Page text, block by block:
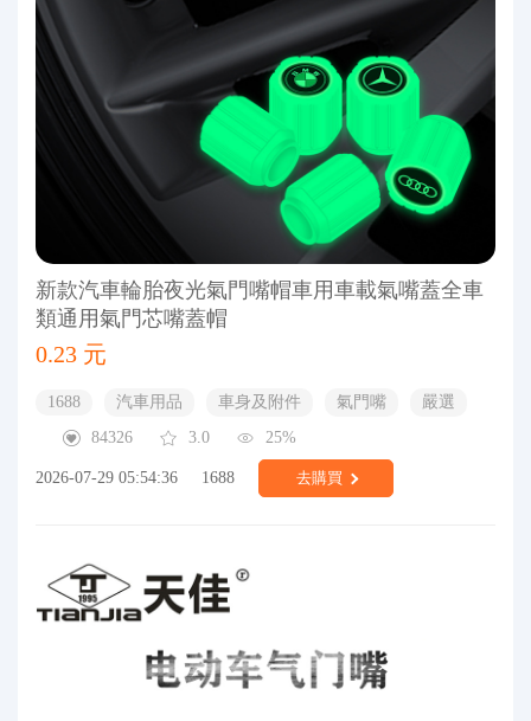
新款汽車輪胎夜光氣門嘴帽車用車載氣嘴蓋全車
類通用氣門芯嘴蓋帽
0.23 元
1688 汽車用品 車身及附件 氣門嘴
嚴選
84326
3.0 25%
2026-07-29 05:54:36 1688 去購買